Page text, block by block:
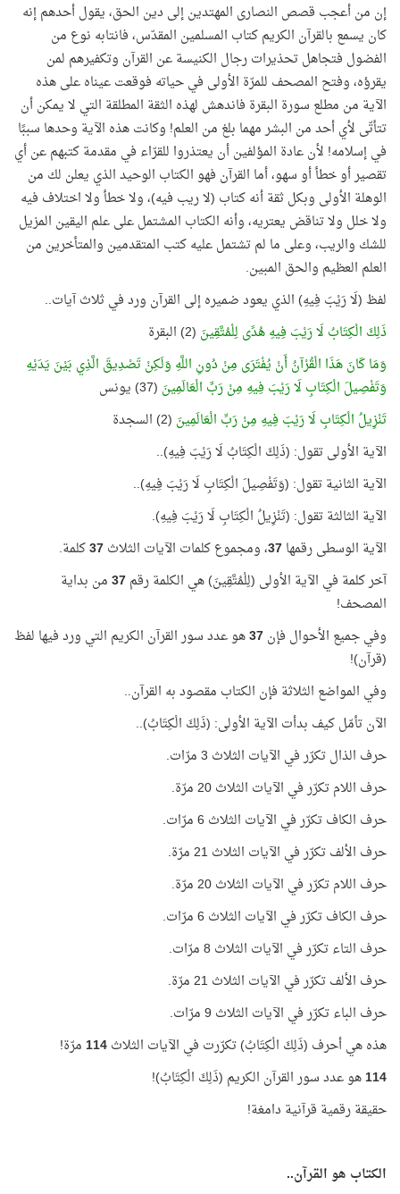
إن من أعجب قصص النصارى المهتدين إلى دين الحق، يقول أحدهم إنه
كان يسمع بالقرآن الكريم كتاب المسلمين المقدّس، فانتابه نوع من
الفضول فتجاهل تحذيرات رجال الكنيسة عن القرآن وتكفيرهم لمن
يقرؤه، وفتح المصحف للمرّة الأولى في حياته فوقعت عيناه على هذه
الآية من مطلع سورة البقرة فاندهش لهذه الثقة المطلقة التي لا يمكن أن
تتأتّى لأي أحد من البشر مهما بلغ من العلم! وكانت هذه الآية وحدها سببًا
في إسلامه! لأن عادة المؤلفين أن يعتذروا للقرّاء في مقدمة كتبهم عن أي
تقصير أو خطأ أو سهو، أما القرآن فهو الكتاب الوحيد الذي يعلن لك من
الوهلة الأولى وبكل ثقة أنه كتاب (لا ريب فيه)، ولا خطأ ولا اختلاف فيه
ولا خلل ولا تناقض يعتريه، وأنه الكتاب المشتمل على علم اليقين المزيل
للشك والريب، وعلى ما لم تشتمل عليه كتب المتقدمين والمتأخرين من
العلم العظيم والحق المبين.
لفظ (لَا رَيْبَ فِيهِ) الذي يعود ضميره إلى القرآن ورد في ثلاث آيات..
ذَلِكَ الْكِتَابُ لَا رَيْبَ فِيهِ هُدًى لِلْمُتَّقِينَ (2) البقرة
وَمَا كَانَ هَذَا الْقُرْآنُ أَنْ يُفْتَرَى مِنْ دُونِ اللَّهِ وَلَكِنْ تَصْدِيقَ الَّذِي بَيْنَ يَدَيْهِ
وَتَفْصِيلَ الْكِتَابِ لَا رَيْبَ فِيهِ مِنْ رَبِّ الْعَالَمِينَ (37) يونس
تَنْزِيلُ الْكِتَابِ لَا رَيْبَ فِيهِ مِنْ رَبِّ الْعَالَمِينَ (2) السجدة
الآية الأولى تقول: (ذَلِكَ الْكِتَابُ لَا رَيْبَ فِيهِ)..
الآية الثانية تقول: (وَتَفْصِيلَ الْكِتَابِ لَا رَيْبَ فِيهِ)..
الآية الثالثة تقول: (تَنْزِيلُ الْكِتَابِ لَا رَيْبَ فِيهِ).
الآية الوسطى رقمها37، ومجموع كلمات الآيات الثلاث37كلمة.
آخر كلمة في الآية الأولى (لِلْمُتَّقِينَ) هي الكلمة رقم37من بداية
المصحف!
وفي جميع الأحوال فإن37هو عدد سور القرآن الكريم التي ورد فيها لفظ
(قرآن)!
وفي المواضع الثلاثة فإن الكتاب مقصود به القرآن..
الآن تأمّل كيف بدأت الآية الأولى: (ذَلِكَ الْكِتَابُ)..
حرف الذال تكرّر في الآيات الثلاث 3 مرّات.
حرف اللام تكرّر في الآيات الثلاث 20 مرّة.
حرف الكاف تكرّر في الآيات الثلاث 6 مرّات.
حرف الألف تكرّر في الآيات الثلاث 21 مرّة.
حرف اللام تكرّر في الآيات الثلاث 20 مرّة.
حرف الكاف تكرّر في الآيات الثلاث 6 مرّات.
حرف التاء تكرّر في الآيات الثلاث 8 مرّات.
حرف الألف تكرّر في الآيات الثلاث 21 مرّة.
حرف الباء تكرّر في الآيات الثلاث 9 مرّات.
هذه هي أحرف (ذَلِكَ الْكِتَابُ) تكرّرت في الآيات الثلاث114مرّة!
114هو عدد سور القرآن الكريم (ذَلِكَ الْكِتَابُ)!
حقيقة رقمية قرآنية دامغة!
الكتاب هو القرآن..